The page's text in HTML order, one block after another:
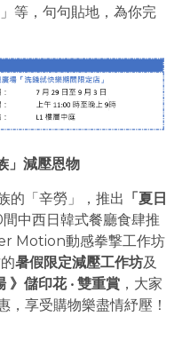
等，句句貼地，為你完
」減壓恩物
的「辛勞」，推出 「夏日
間中西日韓式餐廳食肆推
Motion動感拳撃工作坊
暑假限定減壓工作坊及
》儲印花 ‧ 雙重賞 ，大家
，享受購物樂盡情紓壓！